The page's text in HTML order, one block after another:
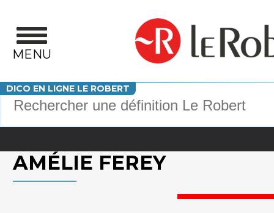
MENU
DICO EN LIGNE LE ROBERT
Votre recherche
AMÉLIE FEREY